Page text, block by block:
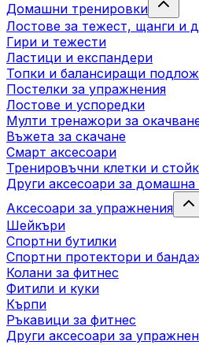
Домашни тренировки
Лостове за тежест, щанги и
Гири и тежести
Ластици и експандери
Топки и балансиращи
Постелки за упражнения
Лостове и успоредки
Мулти тренажори за
Въжета за скачане
Смарт аксесоари
Тренировъчни клетки и
Други аксесоари за домашна
Аксесоари за упражнения
Шейкъри
Спортни бутилки
Спортни протектори и
Колани за фитнес
Фитили и куки
Кърпи
Ръкавици за фитнес
Други аксесоари за